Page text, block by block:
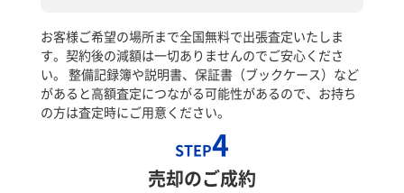
お客様ご希望の場所まで全国無料で出張査定いたしま
す。契約後の減額は一切ありませんのでご安心くださ
い。 整備記録簿や説明書、保証書（ブックケース）など
があると高額査定につながる可能性があるので、お持ち
の方は査定時にご用意ください。
STEP4
売却のご成約